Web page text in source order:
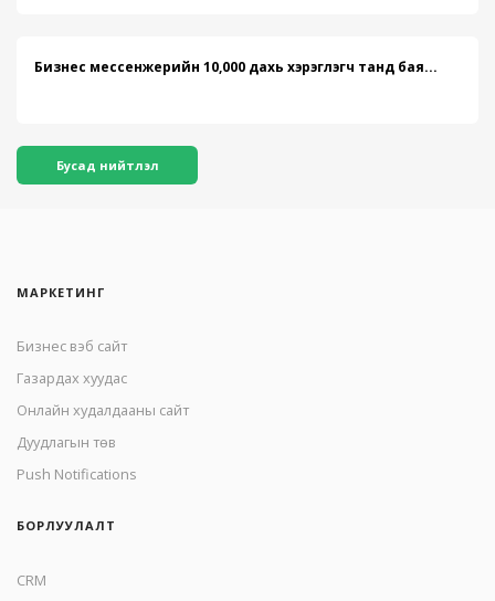
Бизнес мессенжерийн 10,000 дахь хэрэглэгч танд бая...
Бусад нийтлэл
МАРКЕТИНГ
Бизнес вэб сайт
Газардах хуудас
Онлайн худалдааны сайт
Дуудлагын төв
Push Notifications
БОРЛУУЛАЛТ
CRM